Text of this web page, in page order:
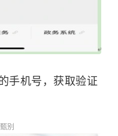
手机号，获取验证
别